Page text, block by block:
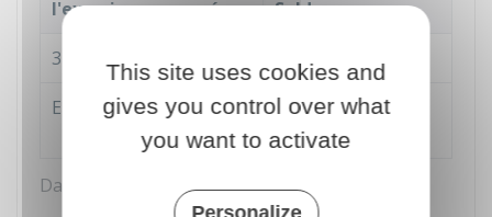
Date de paiement du solde de l'IS
l'exercice concerné
Solde
31 décembre N-1 15 mai N
En cours d'année N Le 15 du 4emois
suivant la clôture
This site uses cookies and
gives you control over what
you want to activate
Personalize